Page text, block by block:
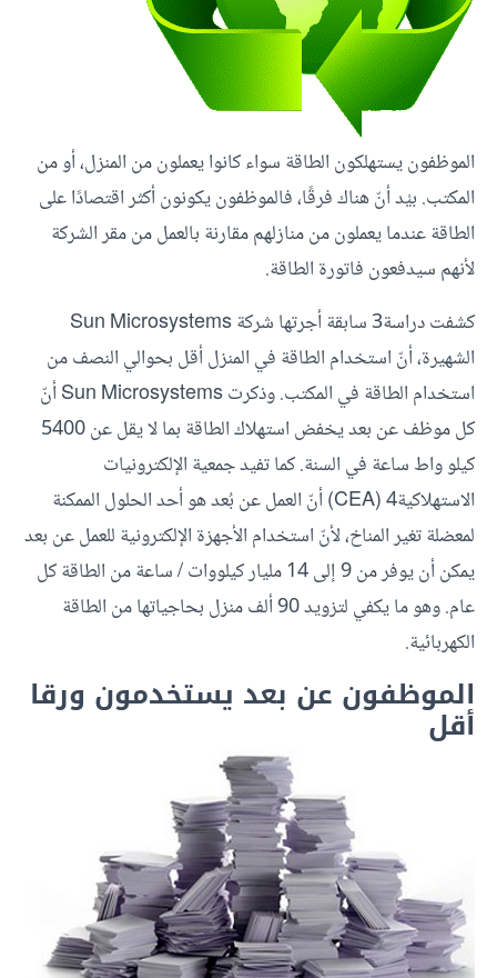
الموظفون يستهلكون الطاقة سواء كانوا يعملون من المنزل، أو من
المكتب. بيْد أنّ هناك فرقًا، فالموظفون يكونون أكثر اقتصادًا على
الطاقة عندما يعملون من منازلهم مقارنة بالعمل من مقر الشركة
لأنهم سيدفعون فاتورة الطاقة.
كشفت دراسة3 سابقة أجرتها شركة Sun Microsystems
الشهيرة، أنّ استخدام الطاقة في المنزل أقل بحوالي النصف من
استخدام الطاقة في المكتب. وذكرت Sun Microsystems أنّ
كل موظف عن بعد يخفض استهلاك الطاقة بما لا يقل عن 5400
كيلو واط ساعة في السنة. كما تفيد جمعية الإلكترونيات
الاستهلاكية4 (CEA) أنّ العمل عن بُعد هو أحد الحلول الممكنة
لمعضلة تغير المناخ، لأنّ استخدام الأجهزة الإلكترونية للعمل عن بعد
يمكن أن يوفر من 9 إلى 14 مليار كيلووات / ساعة من الطاقة كل
عام. وهو ما يكفي لتزويد 90 ألف منزل بحاجياتها من الطاقة
الكهربائية.
الموظفون عن بعد يستخدمون ورقا
أقل